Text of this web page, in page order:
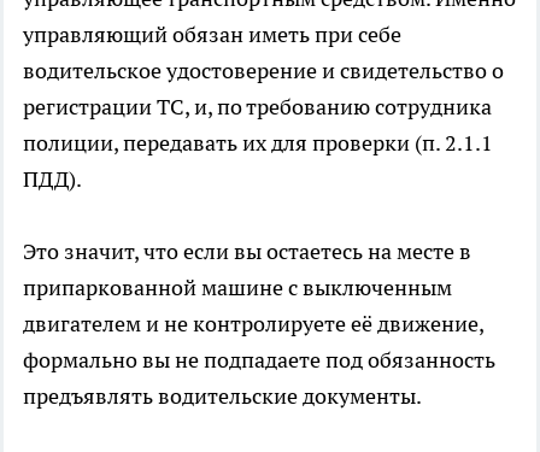
управляющий обязан иметь при себе
водительское удостоверение и свидетельство о
регистрации ТС, и, по требованию сотрудника
полиции, передавать их для проверки (п. 2.1.1
ПДД).
Это значит, что если вы остаетесь на месте в
припаркованной машине с выключенным
двигателем и не контролируете её движение,
формально вы не подпадаете под обязанность
предъявлять водительские документы.